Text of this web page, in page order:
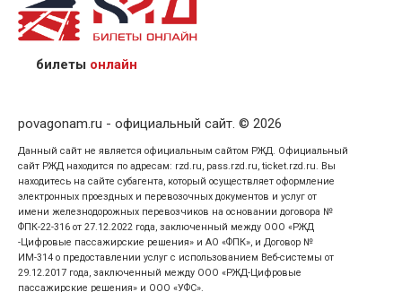
назвав кассиру 14-значный номер заказа;
предъявив удостоверение личности пассажира, на
кого оформлен билет.
билеты онлайн
povagonam.ru - официальный сайт. © 2026
Данный сайт не является официальным сайтом РЖД. Официальный
сайт РЖД находится по адресам: rzd.ru, pass.rzd.ru, ticket.rzd.ru. Вы
находитесь на сайте субагента, который осуществляет оформление
электронных проездных и перевозочных документов и услуг от
имени железнодорожных перевозчиков на основании договора №
ФПК-22-316 от 27.12.2022 года, заключенный между ООО «РЖД
-Цифровые пассажирские решения» и АО «ФПК», и Договор №
ИМ-314 о предоставлении услуг с использованием Веб-системы от
29.12.2017 года, заключенный между ООО «РЖД-Цифровые
пассажирские решения» и ООО «УФС».